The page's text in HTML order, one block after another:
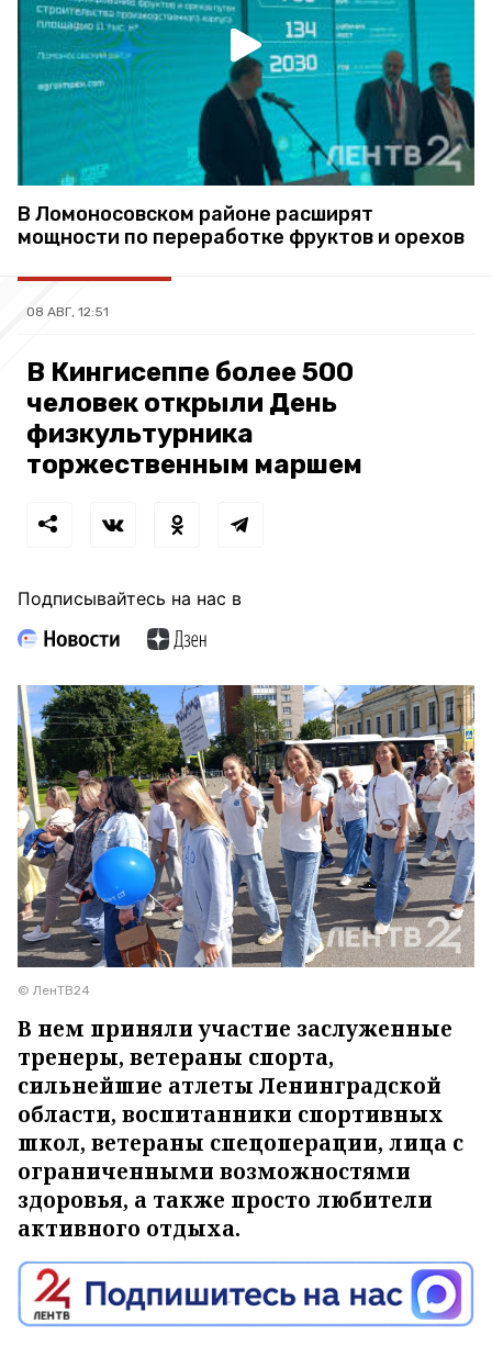
В Ломоносовском районе расширят
мощности по переработке фруктов и орехов
08 АВГ, 12:51
В Кингисеппе более 500
человек открыли День
физкультурника
торжественным маршем
Подписывайтесь на нас в
© ЛенТВ24
В нем приняли участие заслуженные
тренеры, ветераны спорта,
сильнейшие атлеты Ленинградской
области, воспитанники спортивных
школ, ветераны спецоперации, лица с
ограниченными возможностями
здоровья, а также просто любители
активного отдыха.